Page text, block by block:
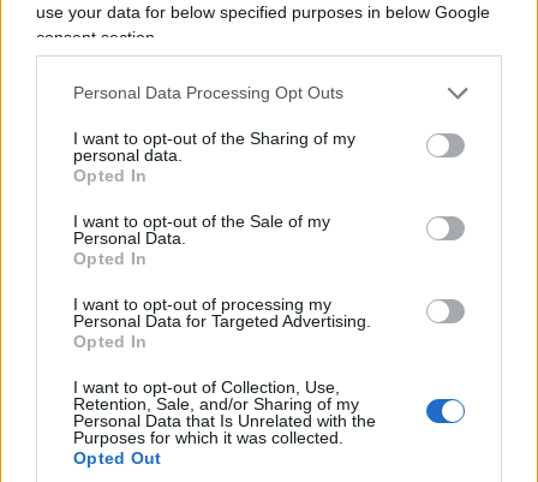
use your data for below specified purposes in below Google
consent section.
Personal Data Processing Opt Outs
I want to opt-out of the Sharing of my
personal data.
Opted In
I want to opt-out of the Sale of my
Personal Data.
Opted In
I want to opt-out of processing my
Personal Data for Targeted Advertising.
Opted In
I want to opt-out of Collection, Use,
Retention, Sale, and/or Sharing of my
Personal Data that Is Unrelated with the
Purposes for which it was collected.
Opted Out
coltivare il campo della contestazione giovanile,
possibilmente lasciandolo nell’alveo del PCI
contro le derive estremistiche; Guccini e gli altri
se arrivavano agli scazzi con le mille forme di
contestazione, dall’Autonomia a Lotta Continua,
dai grandi porcili del Re Nudo al Parco Lambro o
del convegno bolognese del ‘77 contro la
repressione, lo facevano in quel modo ambiguo,
possibilista, perché il target giovanile aveva il suo
peso, ma fondamentalmente rigido come voleva